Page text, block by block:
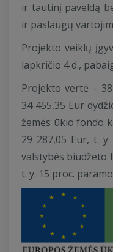
ir tautinį paveldą
ir paslaugų
Projekto veiklų
lapkričio 4 d.,
Projekto vertė –
34 455,35 Eur
žemės ūkio fondo
29 287,05 Eur, t.
valstybės biudžeto
t. y. 15 proc.